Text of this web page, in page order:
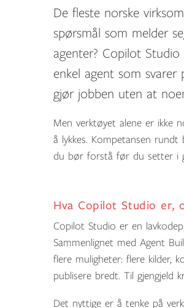
De fleste norske
spørsmål som melder
agenter? Copilot
enkel agent som
gjør jobben uten at
Men verktøyet alene er ikke
å lykkes. Kompetansen
du bør forstå før du setter i
Hva Copilot Studio er,
Copilot Studio er en
Sammenlignet med Agent
flere muligheter: flere kilder,
publisere bredt. Til gjengjeld
Det nyttige er å tenke på